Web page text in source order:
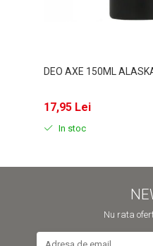
DEO AXE 150ML
17,95 Lei
In stoc
Nu rata